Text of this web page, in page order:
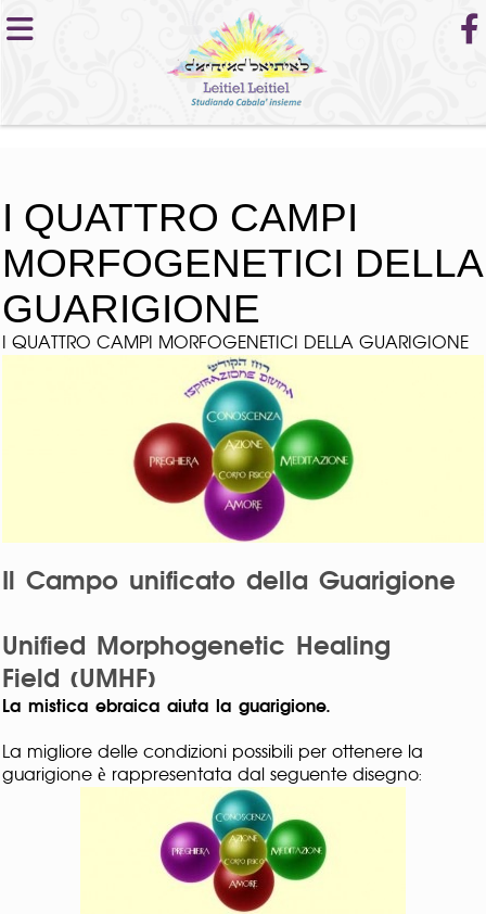
I QUATTRO CAMPI
MORFOGENETICI DELLA
GUARIGIONE
I QUATTRO CAMPI MORFOGENETICI DELLA GUARIGIONE
Il Campo unificato della Guarigione
Unified Morphogenetic Healing
Field (UMHF)
La mistica ebraica aiuta la guarigione.
La migliore delle condizioni possibili per ottenere la
guarigione è rappresentata dal seguente disegno: